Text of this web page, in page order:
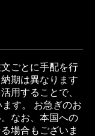
ごとに手配を行
期は異なります
用することで、
す。 お急ぎのお
なお、本国への
場合もございま